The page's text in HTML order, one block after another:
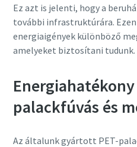
Ez azt is jelenti, hogy a
további infrastruktúrára.
energiaigények különböző
amelyeket biztosítani tudunk.
Energiahatékony
palackfúvás és
Az általunk gyártott PET-